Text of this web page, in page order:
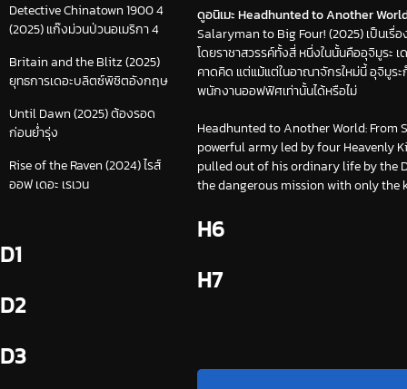
Detective Chinatown 1900 4
(2025) แก๊งม่วนป่วนอเมริกา 4
Britain and the Blitz (2025)
ยุทธการเดอะบลิตซ์พิชิตอังกฤษ
Until Dawn (2025) ต้องรอด
ก่อนย่ำรุ่ง
Rise of the Raven (2024) ไรส์
ออฟ เดอะ เรเวน
D1
D2
D3
ดูอนิเมะ Headhunted to Another
Salaryman to Big Four! (2025) เป็นเ
โดยราชาสวรรค์ทั้งสี่ หนึ่งในนั้นคืออุจิมูระ
คาดคิด แต่แม้แต่ในอาณาจักรใหม่นี้ อุจิมูร
พนักงานออฟฟิศเท่านั้นได้หรือไม่
Headhunted to Another World: From
powerful army led by four Heavenly
pulled out of his ordinary life by the
the dangerous mission with only the
H6
H7